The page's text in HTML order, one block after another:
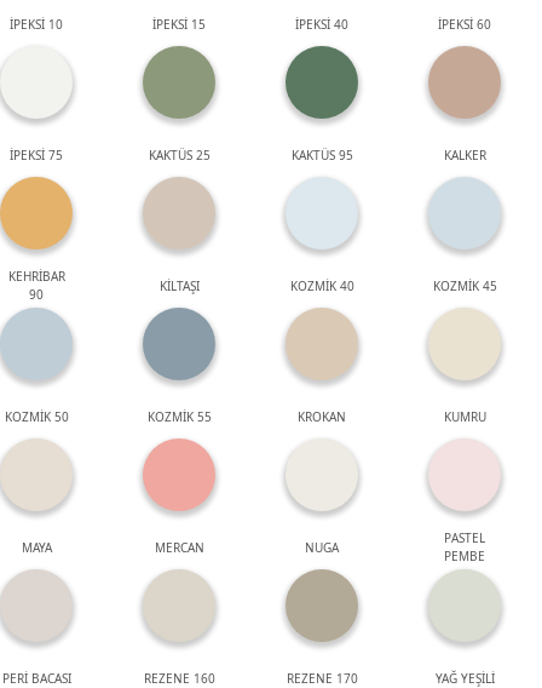
İPEKSİ 10 İPEKSİ 15 İPEKSİ 40 İPEKSİ 60
İPEKSİ 75 KAKTÜS 25 KAKTÜS 95 KALKER
KEHRİBAR
90
KİLTAŞI KOZMİK 40 KOZMİK 45
KOZMİK 50 KOZMİK 55 KROKAN KUMRU
MAYA MERCAN NUGA
PASTEL
PEMBE
PERİ BACASI REZENE 160 REZENE 170 YAĞ YEŞİLİ